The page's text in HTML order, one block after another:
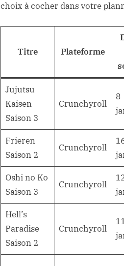
choix à cocher dans votre
Titre Plateforme
Jujutsu
Kaisen
Saison 3
Crunchyroll
8
Frieren
Saison 2
Crunchyroll
Oshi no Ko
Saison 3
Crunchyroll
Hell’s
Paradise
Saison 2
Crunchyroll